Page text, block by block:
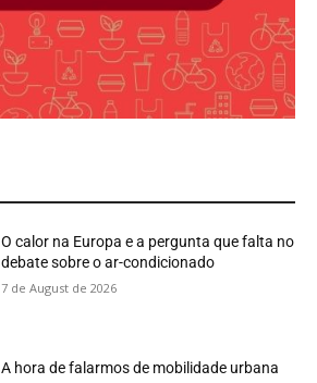
O calor na Europa e a pergunta que falta no
debate sobre o ar-condicionado
7 de August de 2026
A hora de falarmos de mobilidade urbana